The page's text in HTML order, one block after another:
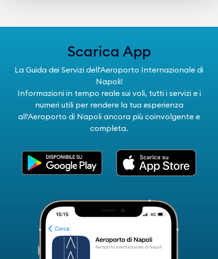
Scarica App
La Guida dei Servizi dell'Aeroporto Internazionale di
Napoli!
Informazioni in tempo reale sui voli, tutti i servizi e i
numeri utili per rendere la tua esperienza
all'Aeroporto di Napoli ancora più coinvolgente e
completa.